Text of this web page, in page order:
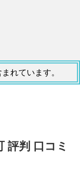
れています。
評判 口コミ